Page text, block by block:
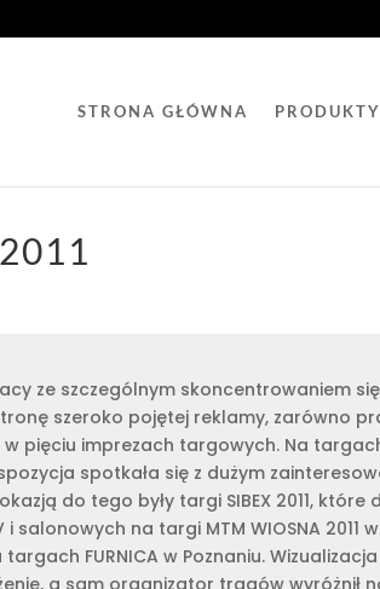
STRONA GŁÓWNA PRODUKTY
ze szczególnym skoncentrowaniem
szeroko pojętej reklamy, zarówno
pięciu imprezach targowych. Na
spotkała się z dużym
do tego były targi SIBEX 2011, które
salonowych na targi MTM WIOSNA
FURNICA w Poznaniu.
a sam organizator tragów wyróżnił